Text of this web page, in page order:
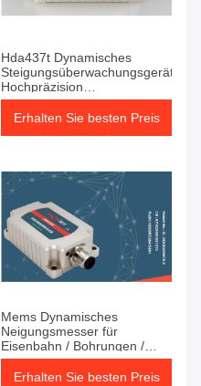
Hda437t Dynamisches
Steigungsüberwachungsgerät
Hochpräzision
Hochschwingung
Erhalten Sie besten Preis
Mems Dynamisches
Neigungsmesser für
Eisenbahn / Bohrungen /
Schifffahrt
Erhalten Sie besten Preis